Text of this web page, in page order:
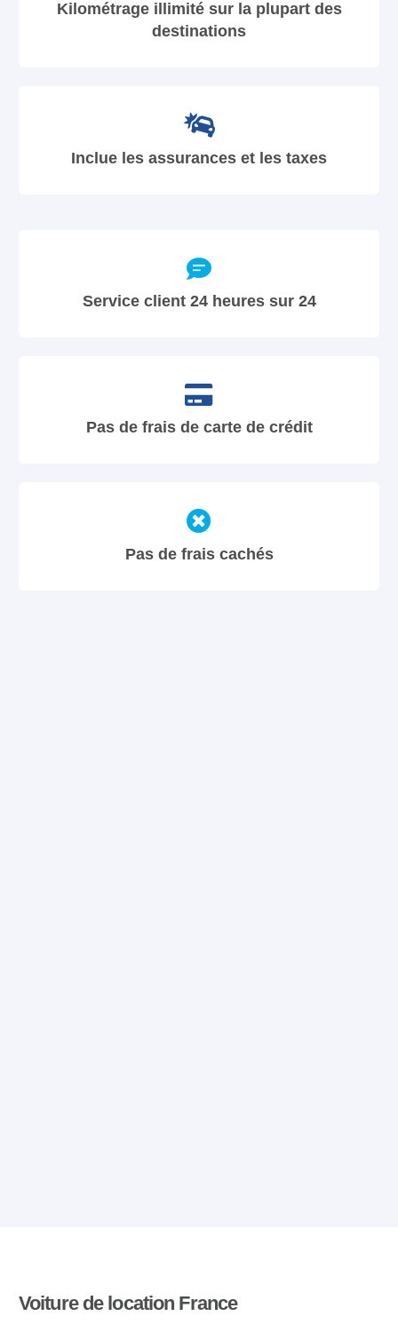
Kilométrage illimité sur la plupart des
destinations
Inclue les assurances et les taxes
Service client 24 heures sur 24
Pas de frais de carte de crédit
Pas de frais cachés
Voiture de location France